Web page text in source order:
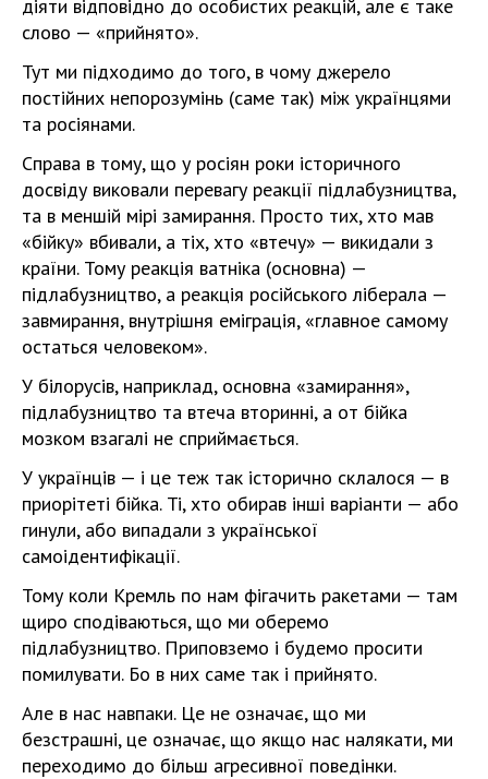
діяти відповідно до особистих реакцій, але є таке
слово — «прийнято».
Тут ми підходимо до того, в чому джерело
постійних непорозумінь (саме так) між українцями
та росіянами.
Справа в тому, що у росіян роки історичного
досвіду виковали перевагу реакції підлабузництва,
та в меншій мірі замирання. Просто тих, хто мав
«бійку» вбивали, а тіх, хто «втечу» — викидали з
країни. Тому реакція ватніка (основна) —
підлабузництво, а реакція російського ліберала —
завмирання, внутрішня еміграція, «главное самому
остаться человеком».
У білорусів, наприклад, основна «замирання»,
підлабузництво та втеча вторинні, а от бійка
мозком взагалі не сприймається.
У українців — і це теж так історично склалося — в
приорітеті бійка. Ті, хто обирав інші варіанти — або
гинули, або випадали з української
самоідентифікації.
Тому коли Кремль по нам фігачить ракетами — там
щиро сподіваються, що ми оберемо
підлабузництво. Приповземо і будемо просити
помилувати. Бо в них саме так і прийнято.
Але в нас навпаки. Це не означає, що ми
безстрашні, це означає, що якщо нас налякати, ми
переходимо до більш агресивної поведінки.